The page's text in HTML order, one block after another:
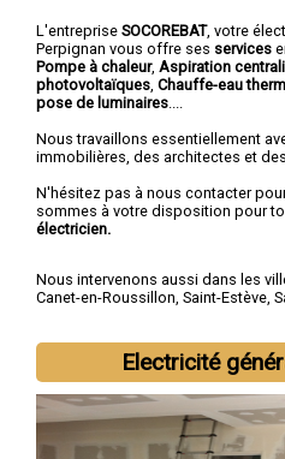
L'entreprise SOCOREBAT, votre
Perpignan vous offre ses services
Pompe à chaleur, Aspiration
photovoltaïques Chauffe-eau
pose de luminaires
Nous travaillons essentiellement
immobilières, des architectes et
N'hésitez pas à nous contacter
sommes à votre disposition pour
électricien.
Nous intervenons aussi dans les
Canet-en-Roussillon, Saint-Estève,
Electricité